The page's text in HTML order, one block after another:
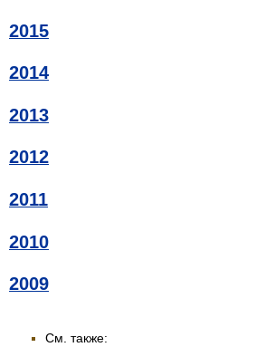
2015
2014
2013
2012
2011
2010
2009
См. также: